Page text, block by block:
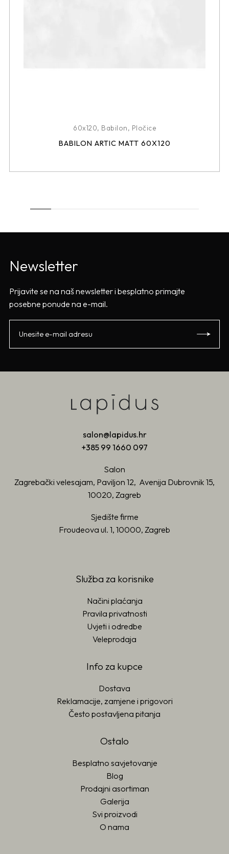
60x120, Babilon, Pločice
BABILON ARTIC MATT 60X120
Newsletter
Prijavite se na naš newsletter i besplatno primajte
posebne ponude na e-mail.
salon@lapidus.hr
+385 99 1660 097
Salon
Zagrebački velesajam, Paviljon 12, Avenija Dubrovnik 15,
10020, Zagreb
Sjedište firme
Froudeova ul. 1, 10000, Zagreb
Služba za korisnike
Načini plaćanja
Pravila privatnosti
Uvjeti i odredbe
Veleprodaja
Info za kupce
Dostava
Reklamacije, zamjene i prigovori
Često postavljena pitanja
Ostalo
Besplatno savjetovanje
Blog
Prodajni asortiman
Galerija
Svi proizvodi
O nama